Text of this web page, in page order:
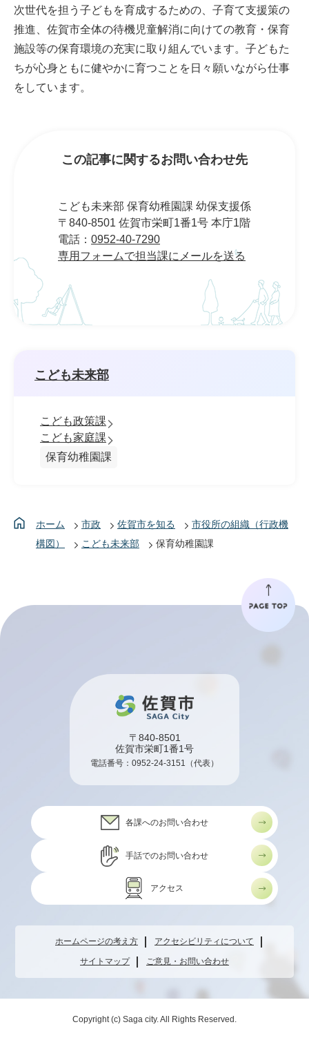
次世代を担う子どもを育成するための、子育て支援策の
推進、佐賀市全体の待機児童解消に向けての教育・保育
施設等の保育環境の充実に取り組んでいます。子どもた
ちが心身ともに健やかに育つことを日々願いながら仕事
をしています。
この記事に関するお問い合わせ先
こども未来部 保育幼稚園課 幼保支援係
〒840-8501 佐賀市栄町1番1号 本庁1階
電話： 0952-40-7290
専用フォームで担当課にメールを送る
こども未来部
こども政策課
こども家庭課
保育幼稚園課
ホーム 市政 佐賀市を知る
市役所の組織（行政機
構図）
こども未来部 保育幼稚園課
〒840-8501
佐賀市栄町1番1号
電話番号： 0952-24-3151 （代表）
各課へのお問い合わせ
手話でのお問い合わせ
アクセス
ホームページの考え方 アクセシビリティについて
サイトマップ ご意見・お問い合わせ
Copyright (c) Saga city. All Rights Reserved.